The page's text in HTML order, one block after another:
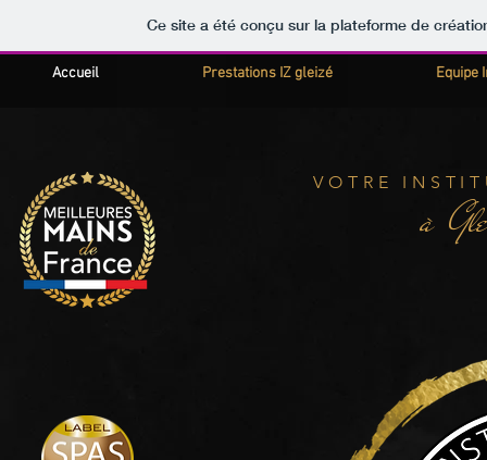
Ce site a été conçu sur la plateforme de
Accueil Prestations IZ gleizé Equipe
VOTRE
à